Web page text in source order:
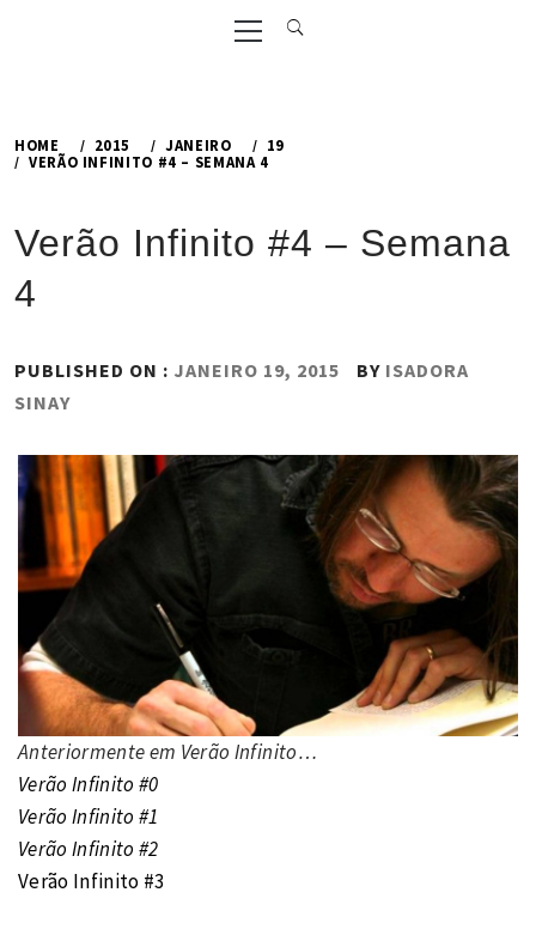
Primary
Menu
HOME 2015 JANEIRO
19
VERÃO INFINITO #4 – SEMANA 4
Verão Infinito #4 – Semana
4
PUBLISHED ON : JANEIRO 19, 2015 BY ISADORA
SINAY
Anteriormente em Verão Infinito…
Verão Infinito #0
Verão Infinito #1
Verão Infinito #2
Verão Infinito #3